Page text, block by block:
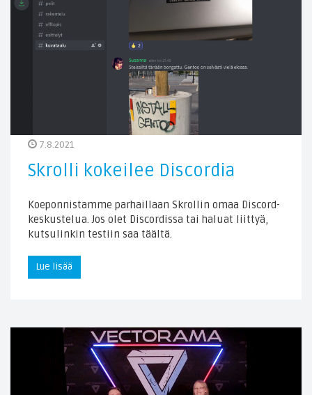
7.8.2021
Skrolli kokeilee Discordia
Koeponnistamme parhaillaan Skrollin omaa Discord-
keskustelua. Jos olet Discordissa tai haluat liittyä,
kutsulinkin testiin saa täältä.
Lue lisää